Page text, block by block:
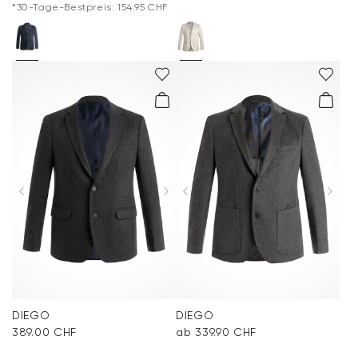
*30-Tage-Bestpreis: 154.95 CHF
DIEGO
389.00 CHF
DIEGO
ab 339.90 CHF